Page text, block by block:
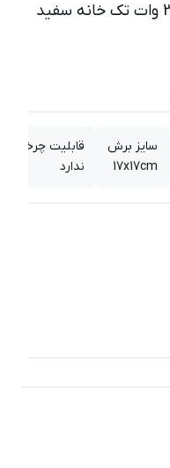
چراغ مولتی دانلایت توکار آدنا 30 وات تک خانه سفید
سایز برش
17x17cm
قابلیت چرخش
ندارد